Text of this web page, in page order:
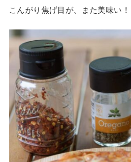
こんがり焦げ目が、また美味い！